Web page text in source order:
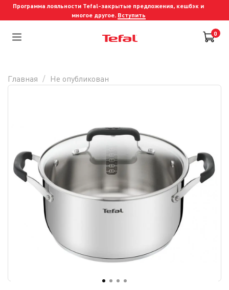
Программа лояльности Tefal-закрытые предложения, кешбэк и
многое другое. Вступить
0
Главная Не опубликован